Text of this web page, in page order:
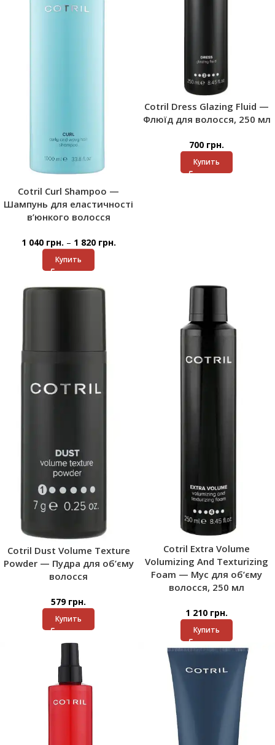
Cotril Curl Shampoo —
Шампунь для еластичності
в’юнкого волосся
1 040 грн. – 1 820 грн.
Купить
Cotril Dress Glazing Fluid —
Флюїд для волосся, 250 мл
700 грн.
Купить
Cotril Dust Volume Texture
Powder — Пудра для об’єму
волосся
579 грн.
Купить
Cotril Extra Volume
Volumizing And Texturizing
Foam — Мус для об’єму
волосся, 250 мл
1 210 грн.
Купить